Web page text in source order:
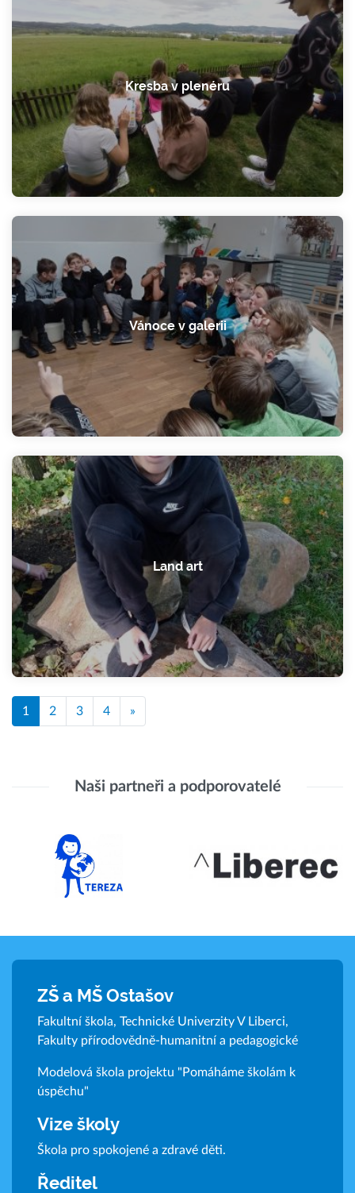
Kresba v plenéru
Vánoce v galerii
Land art
1 2 3 4 »
Naši partneři a podporovatelé
ZŠ a MŠ Ostašov
Fakultní škola, Technické Univerzity V Liberci,
Fakulty přírodovědně-humanitní a pedagogické
Modelová škola projektu "Pomáháme školám k
úspěchu"
Vize školy
Škola pro spokojené a zdravé děti.
Ředitel